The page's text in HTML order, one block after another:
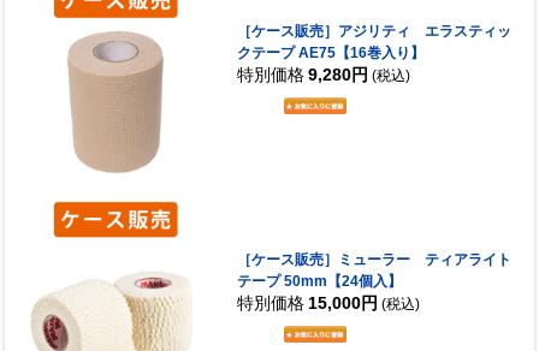
［ケース販売］アジリティ エラスティッ
クテープ AE75【16巻入り】
特別価格 9,280円 (税込)
［ケース販売］ミューラー ティアライト
テープ 50mm【24個入】
特別価格 15,000円 (税込)